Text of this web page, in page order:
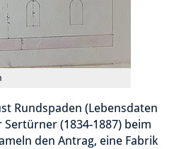
Rundspaden (Lebensdaten
(1834-1887) beim
den Antrag, eine Fabrik